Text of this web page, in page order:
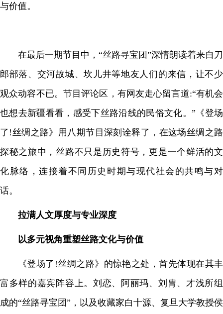
与价值。
在最后一期节目中，“丝路寻宝团”深情朗读着来自刀
郎部落、交河故城、坎儿井等地友人们的来信，让不少
观众动容不已。节目评论区，有网友走心留言道:“有机会
也想去新疆看看，感受下丝路沿线的民俗文化。”《登场
了!丝绸之路》用八期节目深刻诠释了，在这场丝绸之路
探秘之旅中，丝路不只是历史符号，更是一个鲜活的文
化脉络，连接着不同历史时期与现代社会的共鸣与对
话。
拉满人文厚度与专业深度
以多元视角重塑丝路文化与价值
《登场了!丝绸之路》的惊艳之处，首先体现在其丰
富多样的嘉宾阵容上。刘恋、阿丽玛、刘胄、才浅所组
成的“丝路寻宝团”，以及收藏家白十源、复旦大学教授侯